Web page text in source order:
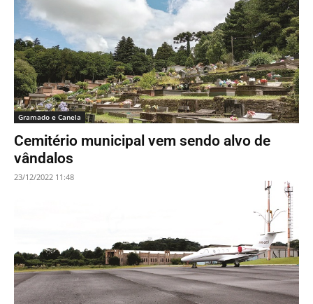
Gramado e Canela
Cemitério municipal vem sendo alvo de
vândalos
23/12/2022 11:48